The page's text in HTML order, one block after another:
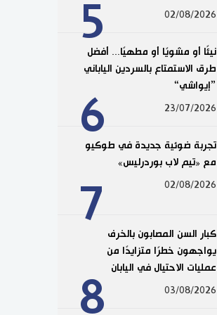
5
02/08/2026
6
نيئًا أو مشويًا أو مطهيًا... أفضل
طرق الاستمتاع بالسردين الياباني
”إيواشي“
23/07/2026
7
تجربة ضوئية جديدة في طوكيو
مع «تيم لاب بوردرليس»
02/08/2026
8
كبار السن المصابون بالخرف
يواجهون خطرًا متزايدًا من
عمليات الاحتيال في اليابان
03/08/2026